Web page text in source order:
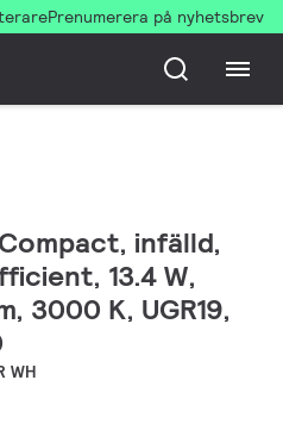
Prenumerera på nyhetsbrev
infälld,
13.4 W,
3000 K, UGR19,
WH